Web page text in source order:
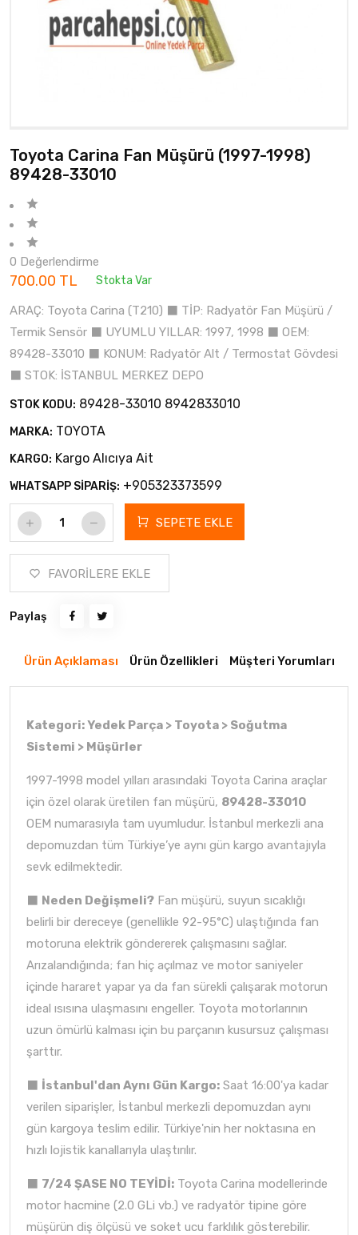
Toyota Carina Fan Müşürü (1997-1998)
89428-33010
0 Değerlendirme
700.00 TL Stokta Var
ARAÇ: Toyota Carina (T210) ⬛ TİP: Radyatör Fan Müşürü /
Termik Sensör ⬛ UYUMLU YILLAR: 1997, 1998 ⬛ OEM:
89428-33010 ⬛ KONUM: Radyatör Alt / Termostat Gövdesi
⬛ STOK: İSTANBUL MERKEZ DEPO
STOK KODU: 89428-33010 8942833010
MARKA: TOYOTA
KARGO: Kargo Alıcıya Ait
WHATSAPP SİPARİŞ: +905323373599
SEPETE EKLE
FAVORİLERE EKLE
Paylaş
Ürün Açıklaması Ürün Özellikleri Müşteri Yorumları
Kategori: Yedek Parça > Toyota > Soğutma
Sistemi > Müşürler
1997-1998 model yılları arasındaki Toyota Carina araçlar
için özel olarak üretilen fan müşürü, 89428-33010
OEM numarasıyla tam uyumludur. İstanbul merkezli ana
depomuzdan tüm Türkiye’ye aynı gün kargo avantajıyla
sevk edilmektedir.
⬛ Neden Değişmeli? Fan müşürü, suyun sıcaklığı
belirli bir dereceye (genellikle 92-95°C) ulaştığında fan
motoruna elektrik göndererek çalışmasını sağlar.
Arızalandığında; fan hiç açılmaz ve motor saniyeler
içinde hararet yapar ya da fan sürekli çalışarak motorun
ideal ısısına ulaşmasını engeller. Toyota motorlarının
uzun ömürlü kalması için bu parçanın kusursuz çalışması
şarttır.
⬛ İstanbul'dan Aynı Gün Kargo: Saat 16:00'ya kadar
verilen siparişler, İstanbul merkezli depomuzdan aynı
gün kargoya teslim edilir. Türkiye'nin her noktasına en
hızlı lojistik kanallarıyla ulaştırılır.
⬛ 7/24 ŞASE NO TEYİDİ: Toyota Carina modellerinde
motor hacmine (2.0 GLi vb.) ve radyatör tipine göre
müşürün diş ölçüsü ve soket ucu farklılık gösterebilir.